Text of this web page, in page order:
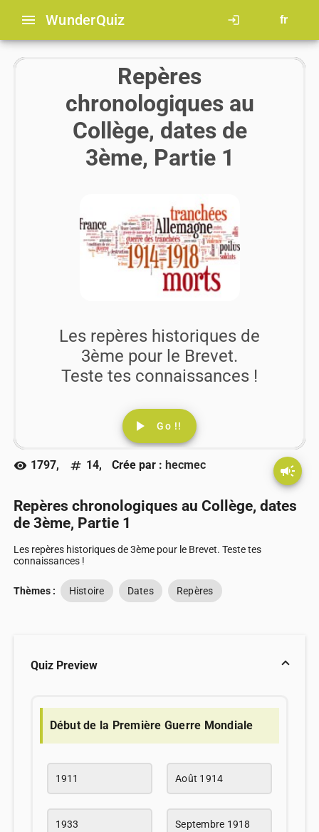
menu WunderQuiz login fr
Repères
chronologiques au
Collège, dates de
3ème, Partie 1
Les repères historiques de
3ème pour le Brevet.
Teste tes connaissances !
play_arrow Go !!
visibility 1797, numbers 14, Crée par : hecmec campaign
Repères chronologiques au Collège, dates
de 3ème, Partie 1
Les repères historiques de 3ème pour le Brevet. Teste tes
connaissances !
Thèmes : Histoire Dates Repères
Quiz Preview
Début de la Première Guerre Mondiale
1911 Août 1914
1933 Septembre 1918